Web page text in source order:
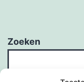
Zoeken